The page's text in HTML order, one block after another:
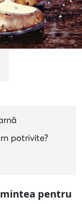
Sfaturi
potrivite?
pentru